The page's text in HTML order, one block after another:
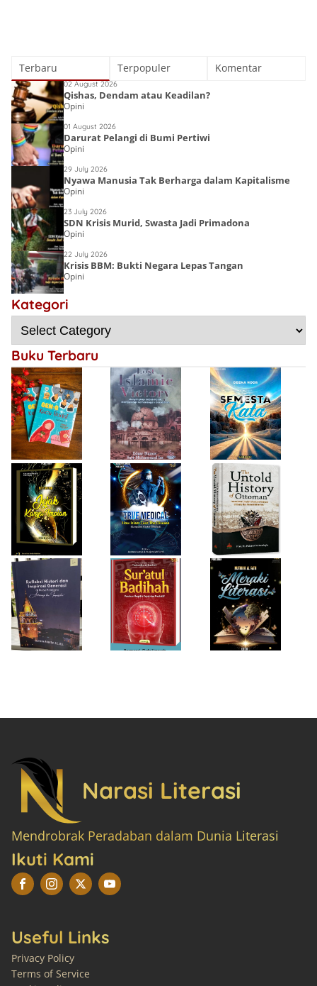
Terbaru Terpopuler Komentar
02 August 2026
Qishas, Dendam atau Keadilan?
Opini
01 August 2026
Darurat Pelangi di Bumi Pertiwi
Opini
29 July 2026
Nyawa Manusia Tak Berharga dalam Kapitalisme
Opini
23 July 2026
SDN Krisis Murid, Swasta Jadi Primadona
Opini
22 July 2026
Krisis BBM: Bukti Negara Lepas Tangan
Opini
Kategori
Buku Terbaru
Choirin Fitri
Resensi Buku
Gen-Q Kece Badai
Kemenangan
Isty Daiyah
Jejak Karya Impian
Firda Umayah
True Medical,
Bukan Sekadar
Buku Medis
Haifa Eimaan
The Untold
History of
Ottoman
Desi Wulan Sari
Refleksi Histori
dan Inspirasi
Generasi di Masa
Pandemi
“Achieving the
Impossible”
Firda Umayah
Sur'atul Badihah,
Panduan Berpikir
Cepat dan
Produktif
Sartinah
Rempaka
Literasiku
Narasi Literasi
Mendrobrak Peradaban dalam Dunia Literasi
Ikuti Kami
Useful Links
Privacy Policy
Terms of Service